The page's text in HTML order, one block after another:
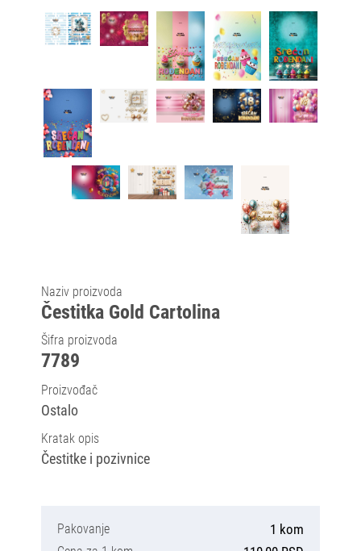
Naziv proizvoda
Čestitka Gold Cartolina
Šifra proizvoda
7789
Proizvođač
Ostalo
Kratak opis
Čestitke i pozivnice
Pakovanje 1 kom